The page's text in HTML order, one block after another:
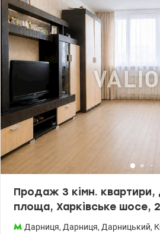
Продаж 3 кімн. квартири,
площа, Харківське шосе, 2
Дарниця, Дарниця, Дарницький,